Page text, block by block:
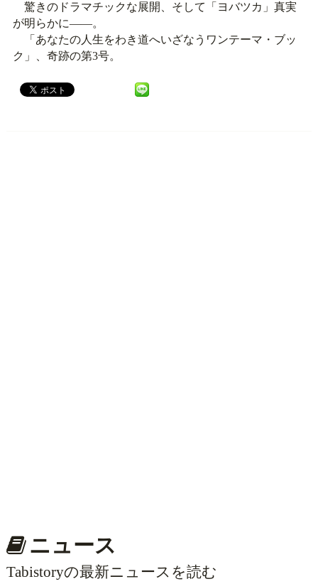
驚きのドラマチックな展開、そして「ヨバツカ」真実
が明らかに――。
「あなたの人生をわき道へいざなうワンテーマ・ブッ
ク」、奇跡の第3号。
ニュース
Tabistoryの最新ニュースを読む